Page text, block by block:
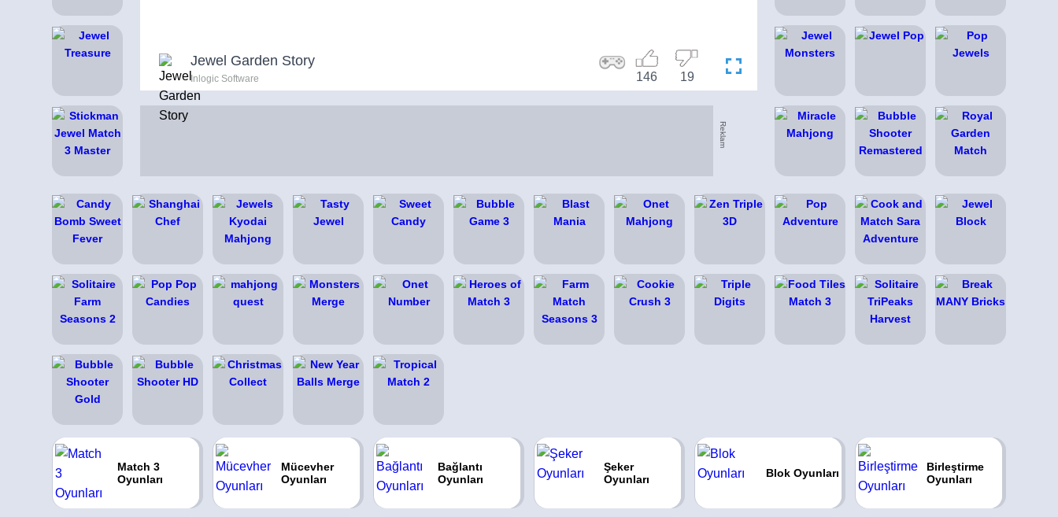
Jewel Garden Story
Inlogic Software 19
146
Reklam
Match 3
Oyunları
Mücevher
Oyunları
Bağlantı
Oyunları
Şeker
Oyunları
Blok Oyunları
Birleştirme
Oyunları